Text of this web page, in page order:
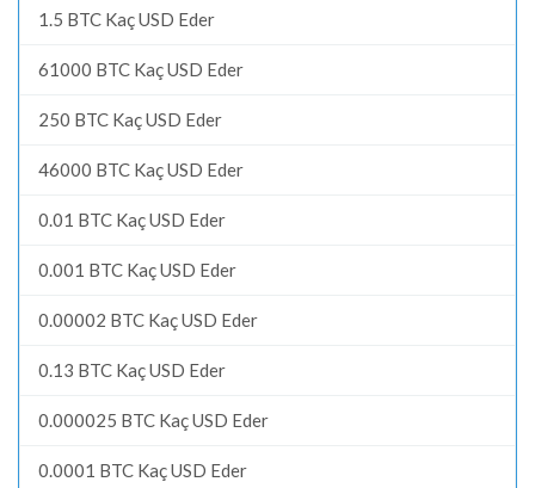
1.5 BTC Kaç USD Eder
61000 BTC Kaç USD Eder
250 BTC Kaç USD Eder
46000 BTC Kaç USD Eder
0.01 BTC Kaç USD Eder
0.001 BTC Kaç USD Eder
0.00002 BTC Kaç USD Eder
0.13 BTC Kaç USD Eder
0.000025 BTC Kaç USD Eder
0.0001 BTC Kaç USD Eder